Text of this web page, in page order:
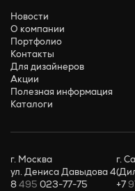
Новости
О компании
Портфолио
Контакты
Для дизайнеров
Акции
Полезная информация
Каталоги
г. Москва
ул. Дениса Давыдова 4
8495 023-77-75
г.
+7